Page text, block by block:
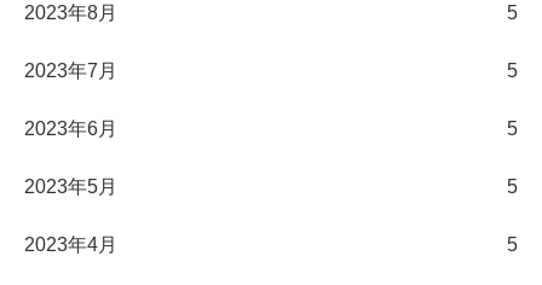
2023年8月 5
2023年7月 5
2023年6月 5
2023年5月 5
2023年4月 5